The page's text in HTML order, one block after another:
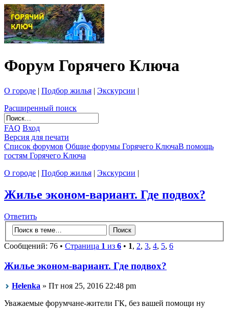
Форум Горячего Ключа
О городе | Подбор жилья | Экскурсии |
Расширенный поиск
FAQ Вход
Версия для печати
Список форумов Общие форумы Горячего КлючаВ помощь
гостям Горячего Ключа
О городе | Подбор жилья | Экскурсии |
Жилье эконом-вариант. Где подвох?
Ответить
Сообщений: 76 • Страница 1 из 6 • 1, 2, 3, 4, 5, 6
Жилье эконом-вариант. Где подвох?
Helenka » Пт ноя 25, 2016 22:48 pm
Уважаемые форумчане-жители ГК, без вашей помощи ну